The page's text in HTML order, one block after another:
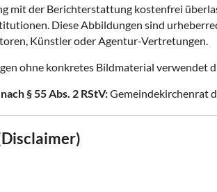
mit der Berichterstattung kostenfrei
Diese Abbildungen sind
Künstler oder Agentur-Vertretungen.
ohne konkretes Bildmaterial verwendet
§ 55 Abs. 2 RStV:Gemeindekirchenrat